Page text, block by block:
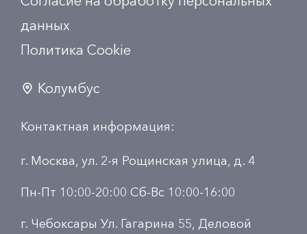
данных
Политика Сookie
Колумбус
Контактная информация:
г. Москва, ул. 2-я Рощинская улица, д. 4
Пн-Пт 10:00-20:00 Сб-Вс 10:00-16:00
г. Чебоксары Ул. Гагарина 55, Деловой